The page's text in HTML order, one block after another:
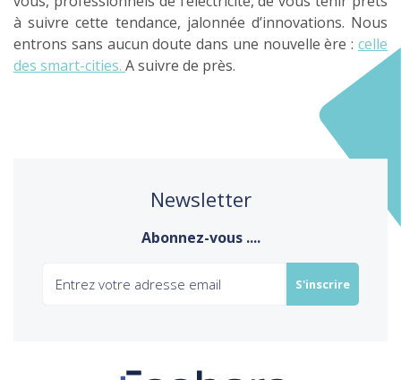
à suivre cette tendance, jalonnée d’innovations. Nous
entrons sans aucun doute dans une nouvelle ère : celle
des smart-cities. A suivre de près.
Newsletter
Abonnez-vous ....